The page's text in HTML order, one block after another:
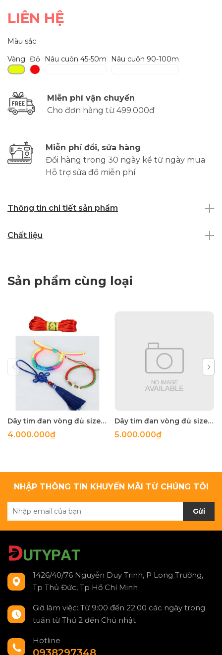
LIÊN HỆ
Màu sắc
Vàng Đỏ Nâu cuôn 45-50m Nâu cuôn 90-100m
Miễn phí vận chuyển
Cho đơn hàng từ 499.000đ
Miễn phí đổi, sửa hàng
Đổi hàng trong 30 ngày kể từ ngày mua
Hỗ trợ sửa đồ miễn phí
Thông tin chi tiết sản phẩm
Chất liệu
Sản phẩm cùng loại
Dây tim đan vòng đủ size q.5-2.5mm
4.000.000₫
Dây tim đan vòng đủ size q.5-2.5mm
5.000.000₫
NHẬP THÔNG TIN KHUYẾN MÃI TỪ CHÚNG TÔI
Gửi
1426/40/76 Nguyễn Duy Trinh, P Long Trường,
Tp Thủ Đức, Tp Hồ Chí Minh
Giờ làm việc: Từ 9:00 đến 22:00 các ngày trong
tuần từ Thứ 2 đến Chủ nhật
Hotline